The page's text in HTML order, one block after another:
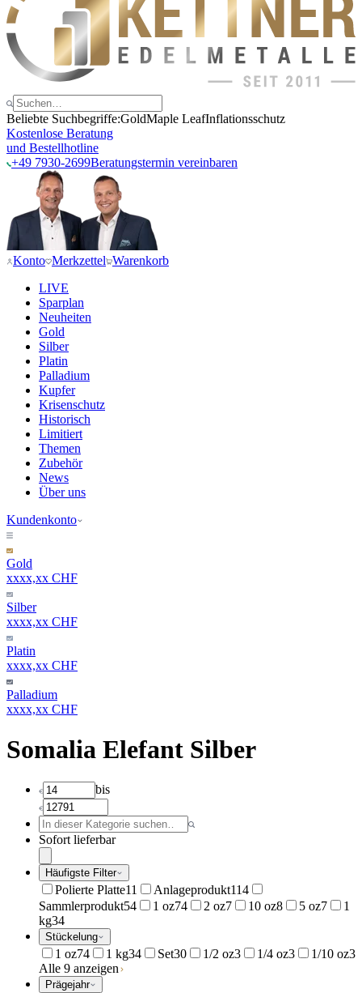
Beliebte Suchbegriffe:GoldMaple LeafInflationsschutz
Kostenlose Beratung
und Bestellhotline
+49 7930-2699Beratungstermin vereinbaren
Konto Merkzettel Warenkorb
LIVE
Sparplan
Neuheiten
Gold
Silber
Platin
Palladium
Kupfer
Krisenschutz
Historisch
Limitiert
Themen
Zubehör
News
Über uns
Kundenkonto
Gold
xxxx,xx CHF
Silber
xxxx,xx CHF
Platin
xxxx,xx CHF
Palladium
xxxx,xx CHF
Somalia Elefant Silber
bis
Sofort lieferbar
Häufigste Filter
Polierte Platte11 Anlageprodukt114
Sammlerprodukt54 1 oz74 2 oz7 10 oz8 5 oz7
1
kg34
Stückelung
1 oz74 1 kg34 Set30 1/2 oz3 1/4 oz3 1/10 oz3
Alle 9 anzeigen
Prägejahr